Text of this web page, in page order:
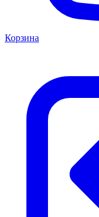
Корзина